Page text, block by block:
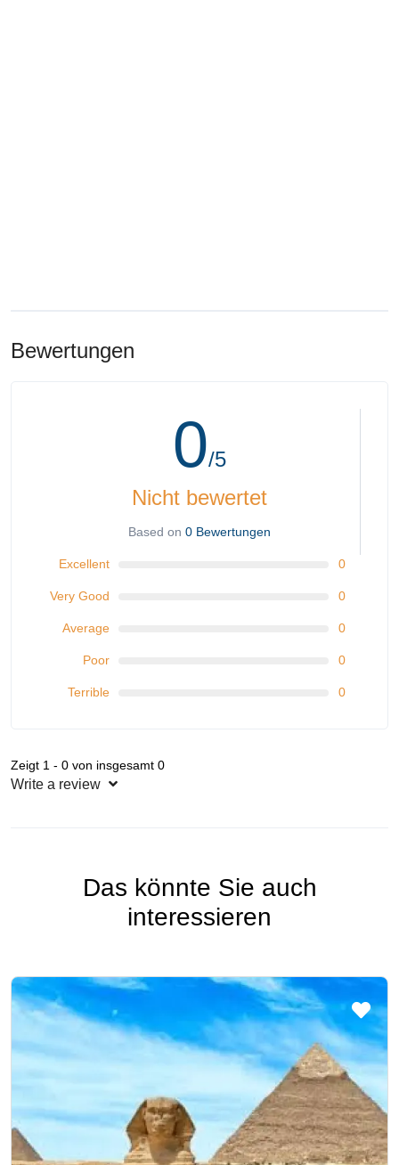
Bewertungen
0/5
Nicht bewertet
Based on 0 Bewertungen
Excellent 0
Very Good 0
Average 0
Poor 0
Terrible 0
Zeigt 1 - 0 von insgesamt 0
Write a review
Das könnte Sie auch
interessieren